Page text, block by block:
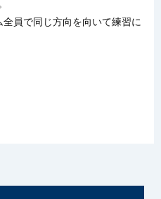
員で同じ方向を向いて練習に